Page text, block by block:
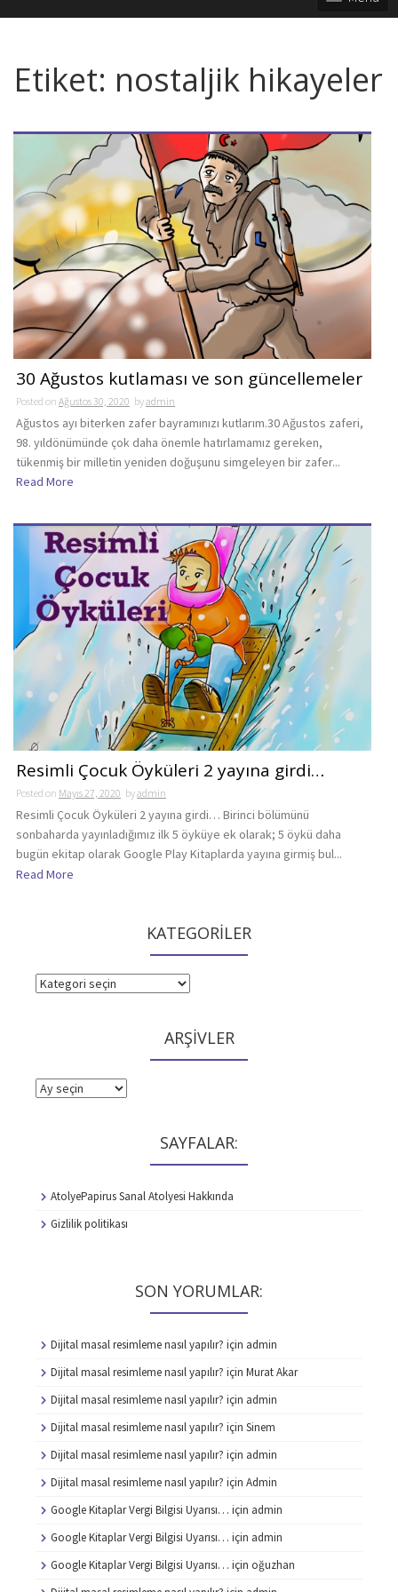
Etiket: nostaljik hikayeler
30 Ağustos kutlaması ve son güncellemeler
Posted on Ağustos 30, 2020 byadmin
Ağustos ayı biterken zafer bayramınızı kutlarım.30 Ağustos zaferi,
98. yıldönümünde çok daha önemle hatırlamamız gereken,
tükenmiş bir milletin yeniden doğuşunu simgeleyen bir zafer...
Read More
Resimli Çocuk Öyküleri 2 yayına girdi…
Posted on Mayıs 27, 2020 byadmin
Resimli Çocuk Öyküleri 2 yayına girdi… Birinci bölümünü
sonbaharda yayınladığımız ilk 5 öyküye ek olarak; 5 öykü daha
bugün ekitap olarak Google Play Kitaplarda yayına girmiş bul...
Read More
KATEGORİLER
KATEGORİLER
ARŞİVLER
ARŞİVLER
SAYFALAR:
AtolyePapirus Sanal Atolyesi Hakkında
Gizlilik politikası
SON YORUMLAR:
Dijital masal resimleme nasıl yapılır? için admin
Dijital masal resimleme nasıl yapılır? için Murat Akar
Dijital masal resimleme nasıl yapılır? için admin
Dijital masal resimleme nasıl yapılır? için Sinem
Dijital masal resimleme nasıl yapılır? için admin
Dijital masal resimleme nasıl yapılır? için Admin
Google Kitaplar Vergi Bilgisi Uyarısı… için admin
Google Kitaplar Vergi Bilgisi Uyarısı… için admin
Google Kitaplar Vergi Bilgisi Uyarısı… için oğuzhan